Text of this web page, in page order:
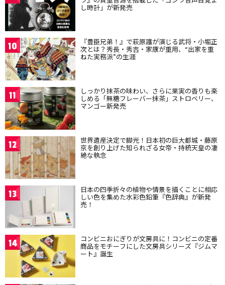
し時計」が新発売
10 『豊臣兄弟！』で萩原護が演じる武将・小堀正
次とは？秀長・秀吉・家康が重用、“出家を重
ねた実務派”の生涯
11 しっかり抹茶の味わい、さらに果実の香りも楽
しめる「無糖フレーバー抹茶」ストロベリー、
マンゴー新発売
12 世界遺産決定で脚光！日本初の巨大都城・藤原
京を創り上げた知られざる女帝・持統天皇の凄
絶な執念
13 日本の四季折々の植物や情景を描くことに相応
しい色を集めた水彩色鉛筆『色辞典』が新発
売！
14 コンビニおにぎりが文房具に！コンビニの定番
商品をモチーフにした文房具シリーズ『ジムマ
ート』誕生